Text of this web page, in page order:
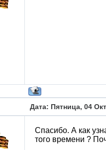
Дата: Пятница, 04
Спасибо. А как
того времени ?